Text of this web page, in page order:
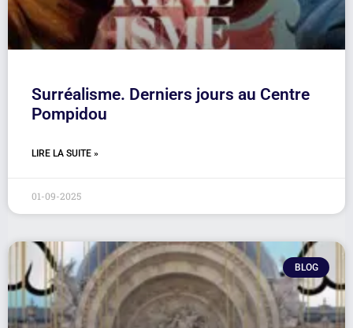
Surréalisme. Derniers jours au Centre
Pompidou
LIRE LA SUITE »
01-09-2025
BLOG